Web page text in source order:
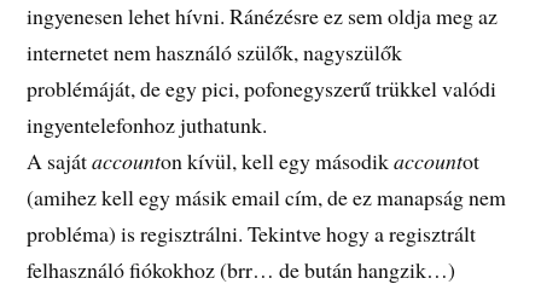
ingyenesen lehet hívni. Ránézésre ez sem oldja meg az
internetet nem használó szülők, nagyszülők
problémáját, de egy pici, pofonegyszerű trükkel valódi
ingyentelefonhoz juthatunk.
A sajátaccounton kívül, kell egy másodikaccountot
(amihez kell egy másik email cím, de ez manapság nem
probléma) is regisztrálni. Tekintve hogy a regisztrált
felhasználó fiókokhoz (brr… de bután hangzik…)